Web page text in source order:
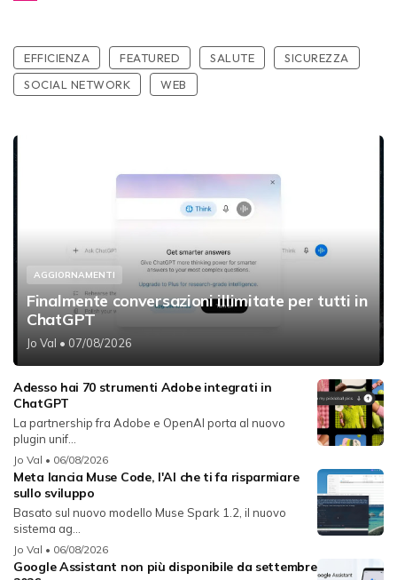
EFFICIENZA FEATURED SALUTE
SICUREZZA
SOCIAL NETWORK
WEB
AGGIORNAMENTI
Finalmente conversazioni illimitate per tutti in
ChatGPT
Jo Val • 07/08/2026
Adesso hai 70 strumenti Adobe integrati in
ChatGPT
La partnership fra Adobe e OpenAI porta al nuovo
plugin unif...
Jo Val • 06/08/2026
Meta lancia Muse Code, l'AI che ti fa risparmiare
sullo sviluppo
Basato sul nuovo modello Muse Spark 1.2, il nuovo
sistema ag...
Jo Val • 06/08/2026
Google Assistant non più disponibile da settembre